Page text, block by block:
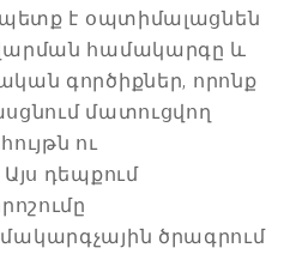
է օպտիմալացնեն
համակարգը և
գործիքներ, որոնք
մատուցվող
ու
դեպքում
ծրագրում